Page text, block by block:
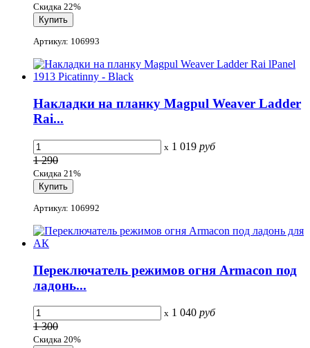
Скидка 22%
Артикул: 106993
Накладки на планку Magpul Weaver Ladder
Rai...
x 1 019 руб
1 290
Скидка 21%
Артикул: 106992
Переключатель режимов огня Armacon под
ладонь...
x 1 040 руб
1 300
Скидка 20%